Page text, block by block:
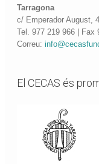
Tarragona
c/ Emperador August,
Tel. 977 219 966 | Fax
Correu:
El CECAS és